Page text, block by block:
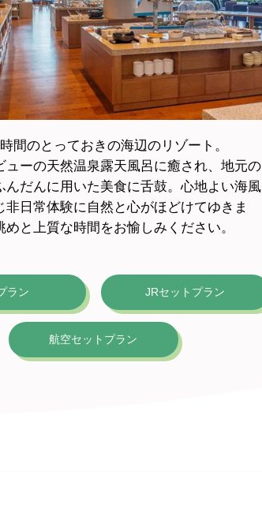
間のとっておきの海辺のリゾート。
ューの天然温泉露天風呂に癒され、地元の
んだんに用いた美食に舌鼓。心地よい海風
非日常体験に自然と心がほどけてゆきま
めと上質な時間をお愉しみください。
ラン JRセットプラン
航空セットプラン